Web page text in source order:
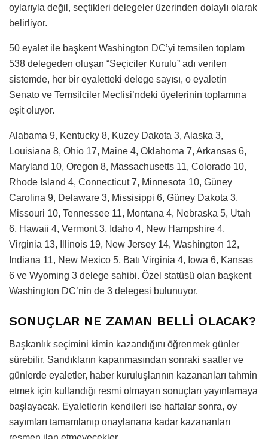
oylarıyla değil, seçtikleri delegeler üzerinden dolaylı olarak
belirliyor.
50 eyalet ile başkent Washington DC’yi temsilen toplam
538 delegeden oluşan “Seçiciler Kurulu” adı verilen
sistemde, her bir eyaletteki delege sayısı, o eyaletin
Senato ve Temsilciler Meclisi’ndeki üyelerinin toplamına
eşit oluyor.
Alabama 9, Kentucky 8, Kuzey Dakota 3, Alaska 3,
Louisiana 8, Ohio 17, Maine 4, Oklahoma 7, Arkansas 6,
Maryland 10, Oregon 8, Massachusetts 11, Colorado 10,
Rhode Island 4, Connecticut 7, Minnesota 10, Güney
Carolina 9, Delaware 3, Missisippi 6, Güney Dakota 3,
Missouri 10, Tennessee 11, Montana 4, Nebraska 5, Utah
6, Hawaii 4, Vermont 3, Idaho 4, New Hampshire 4,
Virginia 13, Illinois 19, New Jersey 14, Washington 12,
Indiana 11, New Mexico 5, Batı Virginia 4, Iowa 6, Kansas
6 ve Wyoming 3 delege sahibi. Özel statüsü olan başkent
Washington DC’nin de 3 delegesi bulunuyor.
SONUÇLAR NE ZAMAN BELLİ OLACAK?
Başkanlık seçimini kimin kazandığını öğrenmek günler
sürebilir. Sandıkların kapanmasından sonraki saatler ve
günlerde eyaletler, haber kuruluşlarının kazananları tahmin
etmek için kullandığı resmi olmayan sonuçları yayınlamaya
başlayacak. Eyaletlerin kendileri ise haftalar sonra, oy
sayımları tamamlanıp onaylanana kadar kazananları